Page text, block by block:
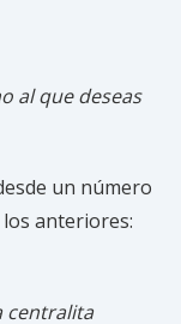
al que deseas
un número
anteriores:
centralita